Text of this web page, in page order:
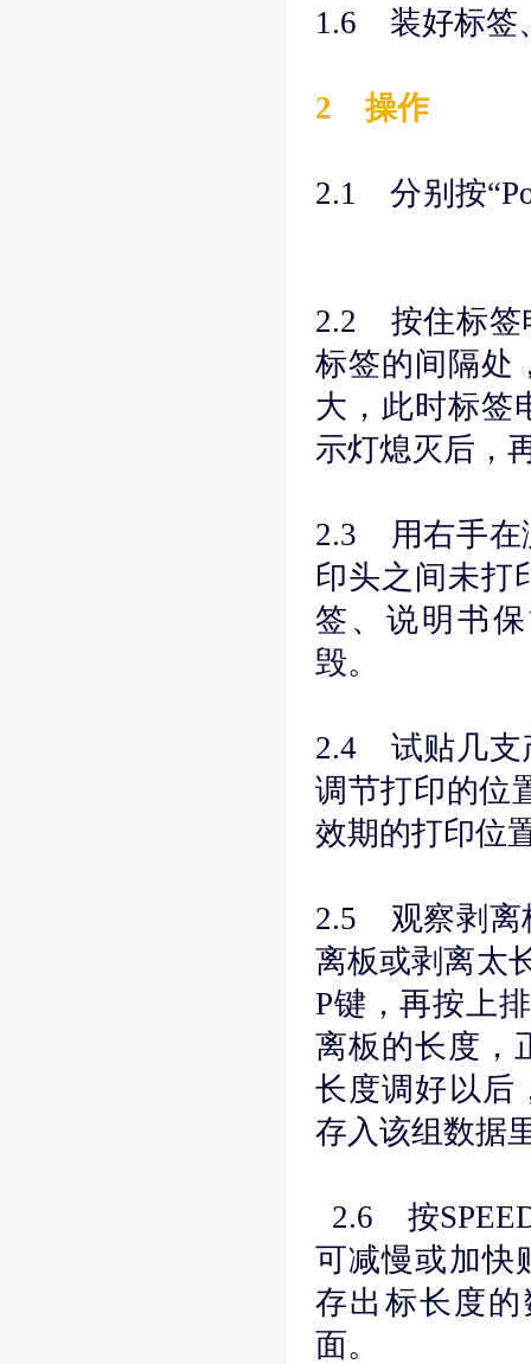
1.6 装好标签
2 操作
2.1 分别按
2.2 按住标签
标签的间隔处
大，此时标签
示灯熄灭后，
2.3 用右手在
印头之间未打
签、说明书保
毁。
2.4 试贴几支
调节打印的位
效期的打印位
2.5 观察剥离
离板或剥离太
P键，再按上
离板的长度，
长度调好以后
存入该组数
2.6 按
可减慢或加快
存出标长度
面。